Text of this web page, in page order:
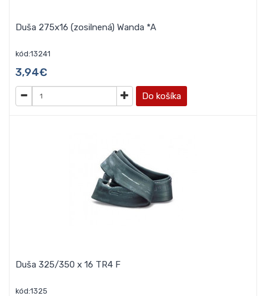
Duša 275x16 (zosilnená) Wanda *A
kód:13241
3,94€
Do košíka
Duša 325/350 x 16 TR4 F
kód:1325